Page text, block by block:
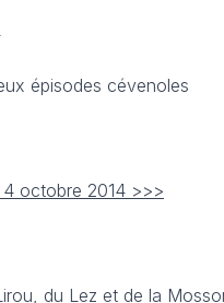
épisodes cévenoles
octobre 2014 >>>
du Lez et de la